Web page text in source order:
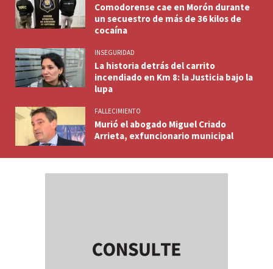
Comodorense cae en Morón durante
un secuestro de más de 36 kilos de
cocaína
INSEGURIDAD
La historia detrás del carrito
incendiado en Km 8: la Justicia bajo la
lupa
FALLECIMIENTO
Murió el abogado Miguel Criado
Arrieta, exfuncionario municipal